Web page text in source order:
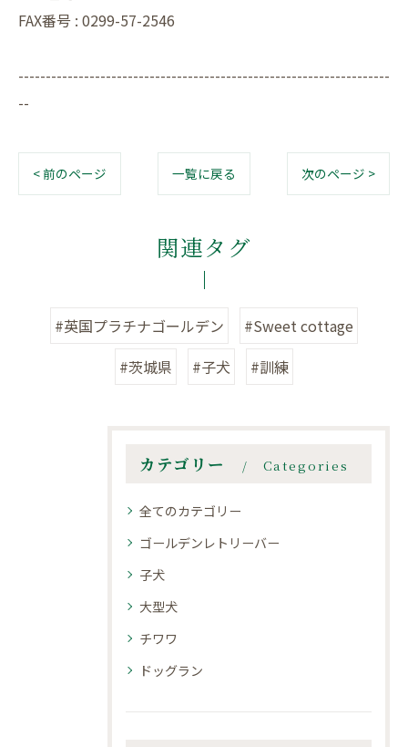
FAX番号 : 0299-57-2546
--------------------------------------------------------------------
--
< 前のページ 一覧に戻る 次のページ >
関連タグ
#英国プラチナゴールデン
#Sweet cottage
#茨城県
#子犬 #訓練
カテゴリー Categories
全てのカテゴリー
ゴールデンレトリーバー
子犬
大型犬
チワワ
ドッグラン